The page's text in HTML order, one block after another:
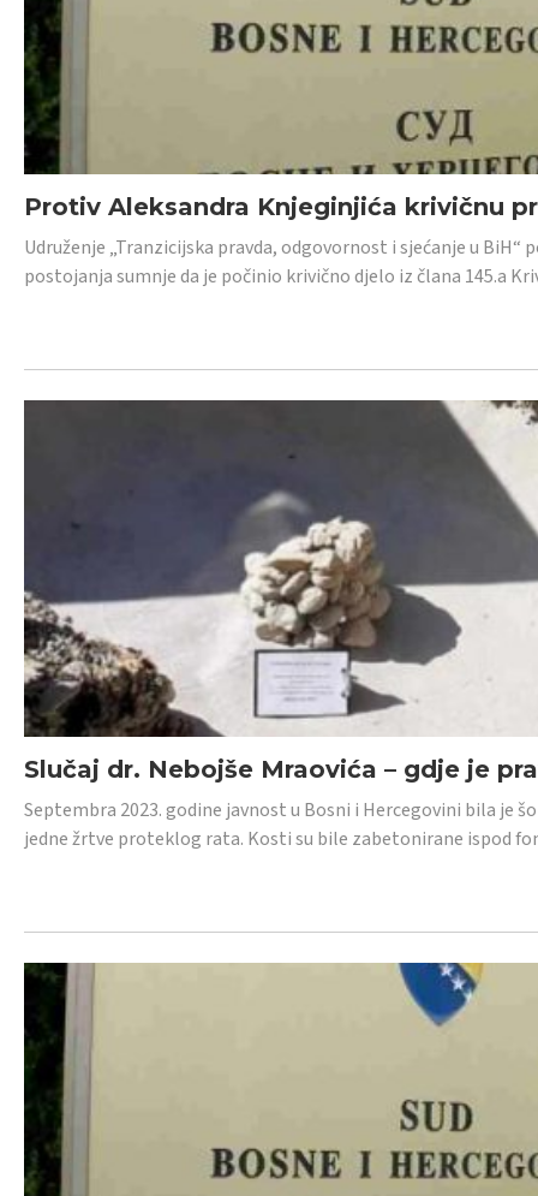
Protiv Aleksandra Knjeginjića krivičnu
Udruženje „Tranzicijska pravda, odgovornost i sjećanje u
postojanja sumnje da je počinio krivično djelo iz člana 145.a
Slučaj dr. Nebojše Mraovića – gdje je
Septembra 2023. godine javnost u Bosni i Hercegovini bila je
jedne žrtve proteklog rata. Kosti su bile zabetonirane ispod